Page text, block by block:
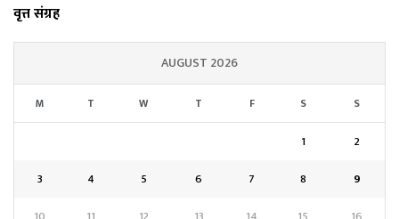
वृत्त संग्रह
AUGUST 2026
M T W T F S S
1
2
3
4 5 6 7 8
9